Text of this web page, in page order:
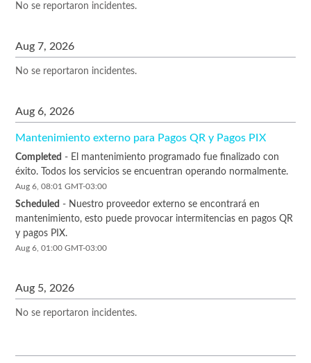
No se reportaron incidentes.
Aug7, 2026
No se reportaron incidentes.
Aug6, 2026
Mantenimiento externo para Pagos QR y Pagos PIX
Completed - El mantenimiento programado fue finalizado con
éxito. Todos los servicios se encuentran operando normalmente.
Aug6 ,08:01 GMT-03:00
Scheduled - Nuestro proveedor externo se encontrará en
mantenimiento, esto puede provocar intermitencias en pagos QR
y pagos PIX.
Aug6 ,01:00 GMT-03:00
Aug 5, 2026
No se reportaron incidentes.